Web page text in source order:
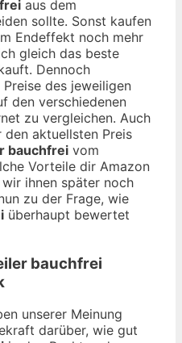
aus dem
sollte. Sonst kaufen
Endeffekt noch mehr
gleich das beste
Dennoch
des jeweiligen
den verschiedenen
zu vergleichen. Auch
den aktuellsten Preis
bauchfrei vom
Vorteile dir Amazon
ihnen später noch
zu der Frage, wie
überhaupt bewertet
bauchfrei
unserer Meinung
darüber, wie gut